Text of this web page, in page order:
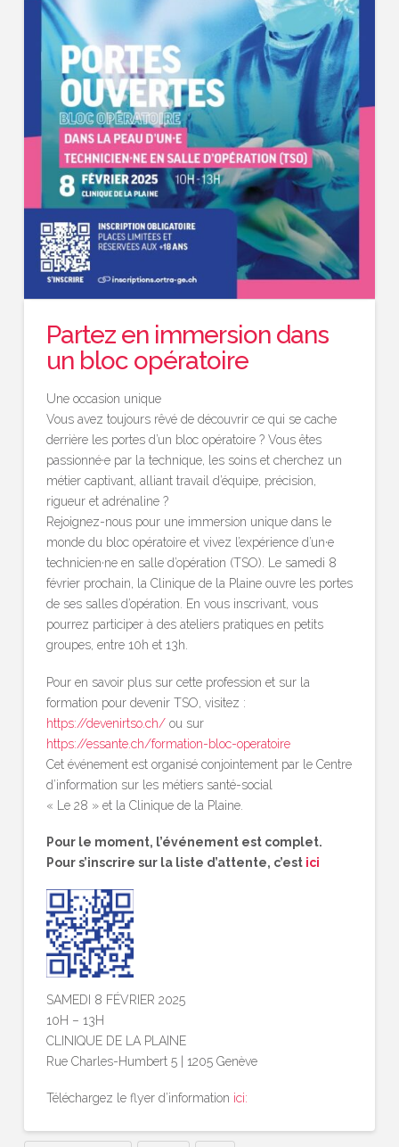
Partez en immersion dans
un bloc opératoire
Une occasion unique
Vous avez toujours rêvé de découvrir ce qui se cache
derrière les portes d’un bloc opératoire ? Vous êtes
passionné·e par la technique, les soins et cherchez un
métier captivant, alliant travail d’équipe, précision,
rigueur et adrénaline ?
Rejoignez-nous pour une immersion unique dans le
monde du bloc opératoire et vivez l’expérience d’un·e
technicien·ne en salle d’opération (TSO). Le samedi 8
février prochain, la Clinique de la Plaine ouvre les portes
de ses salles d’opération. En vous inscrivant, vous
pourrez participer à des ateliers pratiques en petits
groupes, entre 10h et 13h.
Pour en savoir plus sur cette profession et sur la
formation pour devenir TSO, visitez :
https://devenirtso.ch/ou sur
https://essante.ch/formation-bloc-operatoire
Cet événement est organisé conjointement par le Centre
d’information sur les métiers santé-social
« Le 28 » et la Clinique de la Plaine.
Pour le moment, l’événement est complet.
Pour s’inscrire sur la liste d’attente, c’est ici
SAMEDI 8 FÉVRIER 2025
10H – 13H
CLINIQUE DE LA PLAINE
Rue Charles-Humbert 5 | 1205 Genève
Téléchargez le flyer d’information ici: